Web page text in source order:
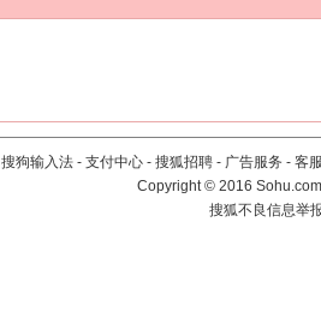
搜狗输入法 - 支付中心 - 搜狐招聘 - 广告服务 - 客
Copyright©2016
搜狐不良信息举